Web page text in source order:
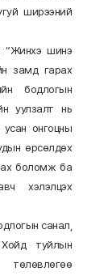
ширээний
“Жинхэ шинэ
замд гарах
бодлогын
уулзалт нь
онгоцны
өрсөлдөх
боломж ба
хэлэлцэх
санал,
Хойд туйлын